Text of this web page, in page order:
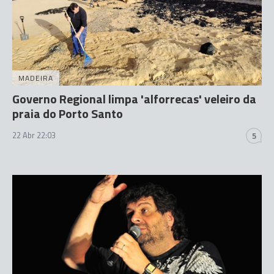
MADEIRA
Governo Regional limpa 'alforrecas' veleiro da
praia do Porto Santo
22 Abr 22:03 5